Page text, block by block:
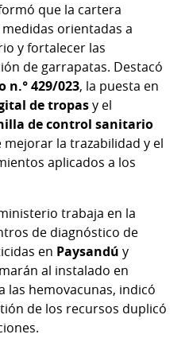
que la cartera
orientadas a
y fortalecer las
de garrapatas. Destacó
n.° 429/023, la puesta en
de tropasy el
de control sanitario
mejorar la trazabilidad y el
aplicados a los
trabaja en la
de diagnóstico de
en Paysandú y
al instalado en
las hemovacunas, indicó
de los recursos duplicó